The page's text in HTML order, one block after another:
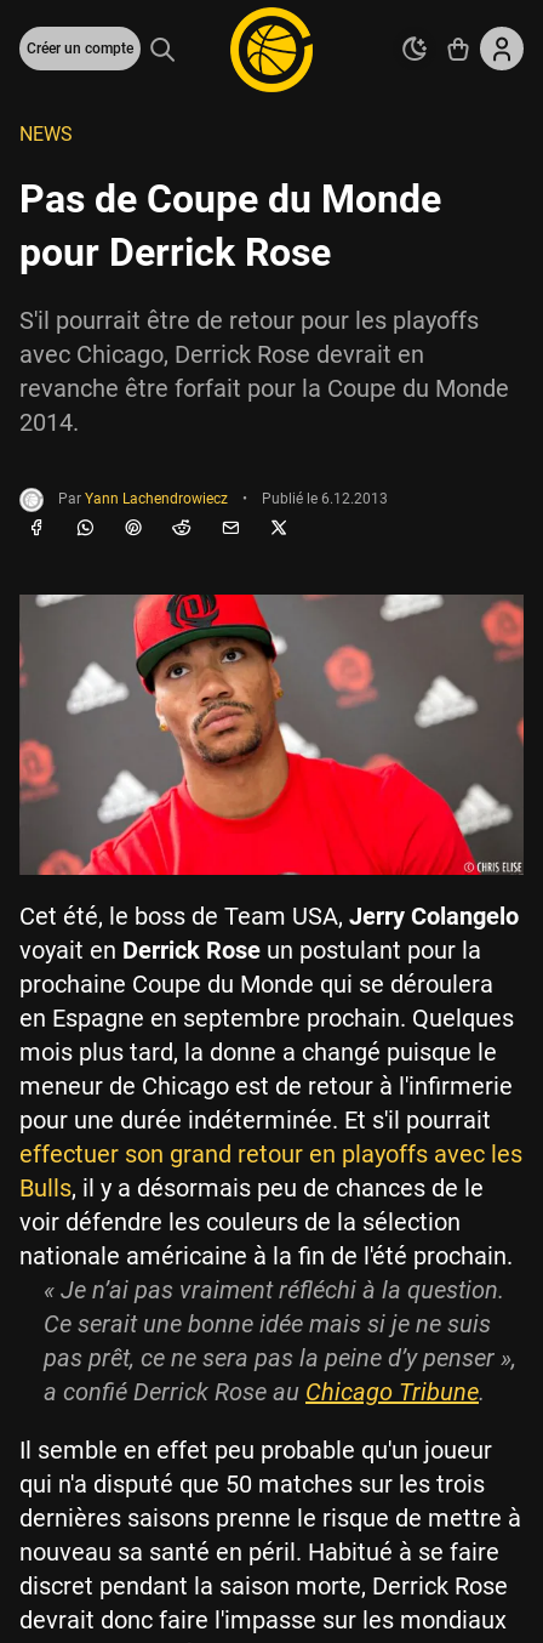
Créer un compte
NEWS
Pas de Coupe du Monde
pour Derrick Rose
S'il pourrait être de retour pour les playoffs
avec Chicago, Derrick Rose devrait en
revanche être forfait pour la Coupe du Monde
2014.
Par Yann Lachendrowiecz • Publié le 6.12.2013
Cet été, le boss de Team USA, Jerry Colangelo
voyait en Derrick Rose un postulant pour la
prochaine Coupe du Monde qui se déroulera
en Espagne en septembre prochain. Quelques
mois plus tard, la donne a changé puisque le
meneur de Chicago est de retour à l'infirmerie
pour une durée indéterminée. Et s'il pourrait
effectuer son grand retour en playoffs avec les
Bulls, il y a désormais peu de chances de le
voir défendre les couleurs de la sélection
nationale américaine à la fin de l'été prochain.
« Je n’ai pas vraiment réfléchi à la question.
Ce serait une bonne idée mais si je ne suis
pas prêt, ce ne sera pas la peine d’y penser »,
a confié Derrick Rose au Chicago Tribune.
Il semble en effet peu probable qu'un joueur
qui n'a disputé que 50 matches sur les trois
dernières saisons prenne le risque de mettre à
nouveau sa santé en péril. Habitué à se faire
discret pendant la saison morte, Derrick Rose
devrait donc faire l'impasse sur les mondiaux